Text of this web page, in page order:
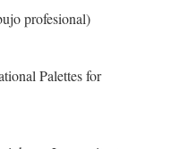
profesional)
Palettes for